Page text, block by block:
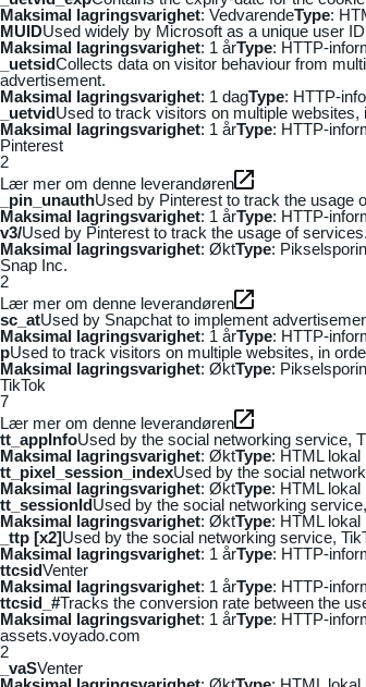
Maksimal lagringsvarighet: VedvarendeType:
MUIDUsed widely by Microsoft as a unique user
Maksimal lagringsvarighet: 1 årType: HTTP-
_uetsidCollects data on visitor behaviour from
advertisement.
Maksimal lagringsvarighet: 1 dagType: HTTP-
_uetvidUsed to track visitors on multiple
Maksimal lagringsvarighet: 1 årType: HTTP-
Pinterest
2
Lær mer om denne leverandøren
_pin_unauthUsed by Pinterest to track the usage
Maksimal lagringsvarighet: 1 årType: HTTP-
v3/Used by Pinterest to track the usage of services.
Maksimal lagringsvarighet: ØktType:
Snap Inc.
2
Lær mer om denne leverandøren
sc_atUsed by Snapchat to implement
Maksimal lagringsvarighet: 1 årType: HTTP-
pUsed to track visitors on multiple websites, in
Maksimal lagringsvarighet: ØktType:
TikTok
7
Lær mer om denne leverandøren
tt_appInfoUsed by the social networking service,
Maksimal lagringsvarighet: ØktType: HTML lokal
tt_pixel_session_indexUsed by the social
Maksimal lagringsvarighet: ØktType: HTML lokal
tt_sessionIdUsed by the social networking
Maksimal lagringsvarighet: ØktType: HTML lokal
_ttp [x2]Used by the social networking service,
Maksimal lagringsvarighet: 1 årType: HTTP-
ttcsidVenter
Maksimal lagringsvarighet: 1 årType: HTTP-
ttcsid_#Tracks the conversion rate between the
Maksimal lagringsvarighet: 1 årType: HTTP-
assets.voyado.com
2
_vaSVenter